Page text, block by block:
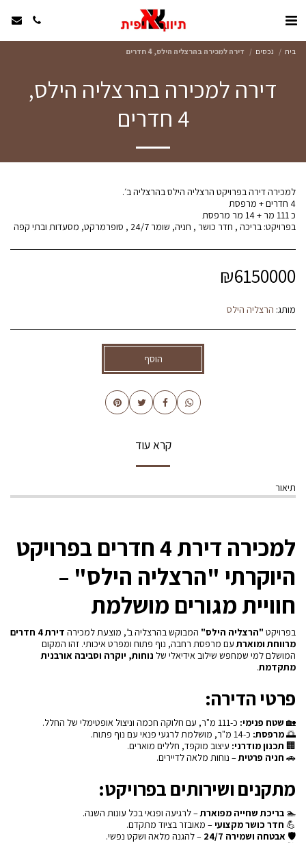
בית נכסים דירה למכירה בהרצליה הילס, 4 חדרים
דירה למכירה בהרצליה הילס,
4 חדרים
בפרויקט: בריכה , חדר כושר , חניה, שומר 24/7 , סופרמרקט, מסעדות ובתי קפה
₪6150000
מותג: הרצליה הילס
הוסף
קרא עוד
תיאור
למכירה דירת 4 חדרים בפרויקט
היוקרתי "הרצליה הילס" –
חוויית מגורים מושלמת
בפרויקט "הרצליה הילס" המבוקש בהרצליה ב’, מוצעת למכירה
דירת 4 חדרים
מרווחת ומוארתעם מרפסת רחבה, נוף פתוח ומפרט איכותי. זהו המקום
המושלם למי שמחפש שילוב אידיאלי של נוחות, יוקרה וסביבה אורבנית
מתקדמת.
פרטי הדירה:
🏡 שטח פנימי: כ-111 מ"ר, עם חלוקה חכמה וניצול אופטימלי של החלל.
🌅מרפסת: כ-14 מ"ר, מושלמת לרגעי פנאי עם נוף פתוח.
🏢 תכנון מודרני: עיצוב מוקפד, חללים מוארים.
🚗 חניה פרטית– נוחות מלאה לדיירים.
מתקנים ושירותים בפרויקט:
🏊 בריכת שחייה מפוארת– לרגיעה ופנאי בכל עונות השנה.
💪 חדר כושר מקצועי– מאובזר בציוד מתקדם.
🛡 אבטחה ושמירה 24/7
– להגנה מלאה ושקט נפשי.